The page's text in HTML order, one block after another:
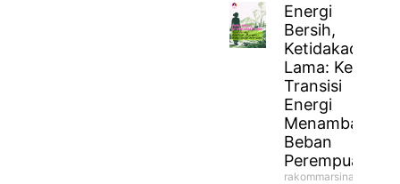
Energi
Bersih,
Ketidakadilan
Lama: Ketika
Transisi
Energi
Menambah
Beban
Perempuan
rakommarsinahfm